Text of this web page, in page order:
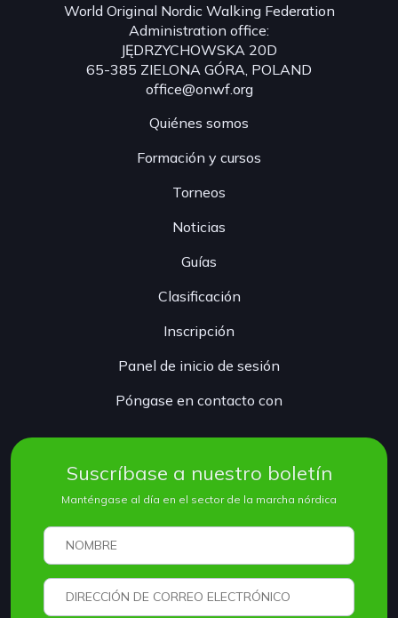
World Original Nordic Walking Federation
Administration office:
JĘDRZYCHOWSKA 20D
65-385 ZIELONA GÓRA, POLAND
office@onwf.org
Quiénes somos
Formación y cursos
Torneos
Noticias
Guías
Clasificación
Inscripción
Panel de inicio de sesión
Póngase en contacto con
Suscríbase a nuestro boletín
Manténgase al día en el sector de la marcha nórdica